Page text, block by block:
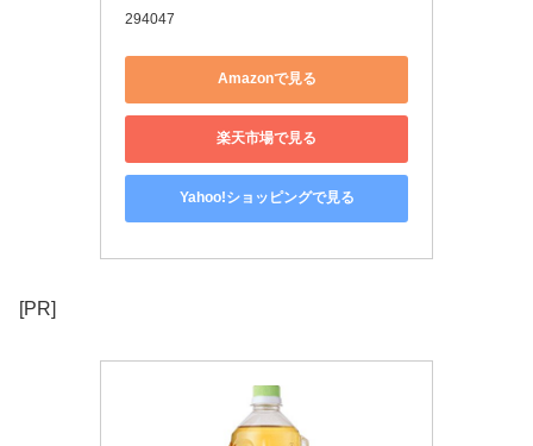
294047
Amazonで見る
楽天市場で見る
Yahoo!ショッピングで見る
[PR]